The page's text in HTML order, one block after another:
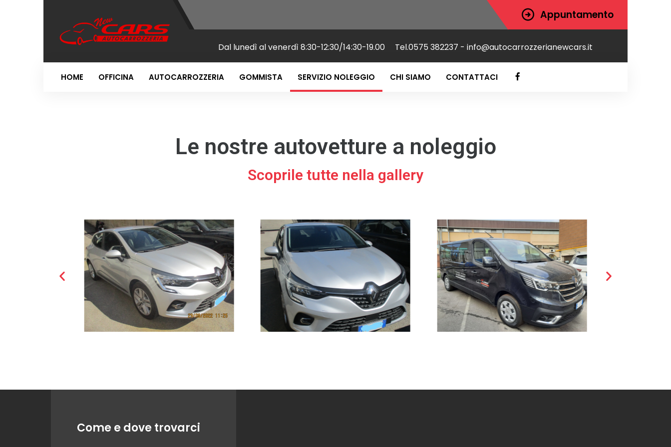
Appuntamento
Dal lunedì al venerdì 8:30-12:30/14:30-19.00 Tel.0575 382237 - info@autocarrozzerianewcars.it
HOME OFFICINA AUTOCARROZZERIA GOMMISTA SERVIZIO NOLEGGIO CHI SIAMO CONTATTACI
Le nostre autovetture a noleggio
Scoprile tutte nella gallery
Come e dove trovarci